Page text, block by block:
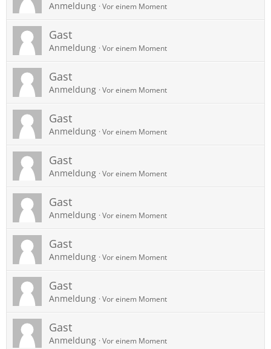
Anmeldung Vor einem Moment
Gast
Anmeldung Vor einem Moment
Gast
Anmeldung Vor einem Moment
Gast
Anmeldung Vor einem Moment
Gast
Anmeldung Vor einem Moment
Gast
Anmeldung Vor einem Moment
Gast
Anmeldung Vor einem Moment
Gast
Anmeldung Vor einem Moment
Gast
Anmeldung Vor einem Moment